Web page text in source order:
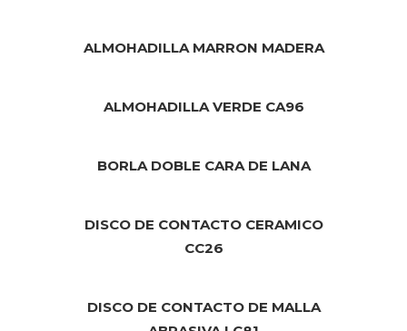
ALMOHADILLA MARRON MADERA
ALMOHADILLA VERDE CA96
BORLA DOBLE CARA DE LANA
DISCO DE CONTACTO CERAMICO
CC26
DISCO DE CONTACTO DE MALLA